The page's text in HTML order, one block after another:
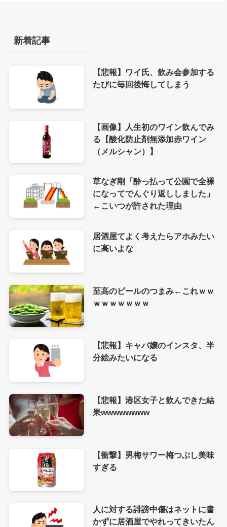
新着記事
【悲報】ワイ氏、飲み会参加する
たびに毎回後悔してしまう
【画像】人生初のワイン飲んでみ
る【酸化防止剤無添加赤ワイン
（メルシャン）】
草なぎ剛「酔っ払って公園で全裸
になってでんぐり返ししました」
←こいつが許された理由
居酒屋てよく考えたらアホみたい
に高いよな
至高のビールのつまみ←これｗｗ
ｗｗｗｗｗｗｗ
【悲報】キャバ嬢のインスタ、半
分絵みたいになる
【悲報】港区女子と飲んできた結
果wwwwwwww
【衝撃】男梅サワー梅つぶし美味
すぎる
人に対する誹謗中傷はネットに書
かずに居酒屋でやれってきいたん